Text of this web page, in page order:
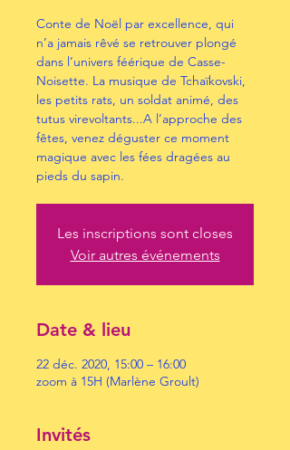
Conte de Noël par excellence, qui
n’a jamais rêvé se retrouver plongé
dans l’univers féérique de Casse-
Noisette. La musique de Tchaïkovski,
les petits rats, un soldat animé, des
tutus virevoltants...A l’approche des
fêtes, venez déguster ce moment
magique avec les fées dragées au
pieds du sapin.
Les inscriptions sont closes
Voir autres événements
Date & lieu
22 déc. 2020, 15:00 – 16:00
zoom à 15H (Marlène Groult)
Invités